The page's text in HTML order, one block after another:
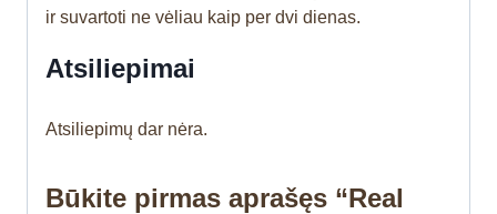
ir suvartoti ne vėliau kaip per dvi dienas.
Atsiliepimai
Atsiliepimų dar nėra.
Būkite pirmas aprašęs “Real